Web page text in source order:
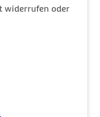
widerrufen oder
Eisengaben
Ähnliches
Mangel.
und dem
wodurch sich
können.
Jahr 2014 das